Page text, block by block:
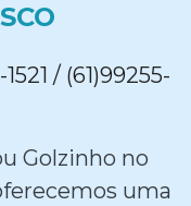
/ (61)99255-
Golzinho no
uma